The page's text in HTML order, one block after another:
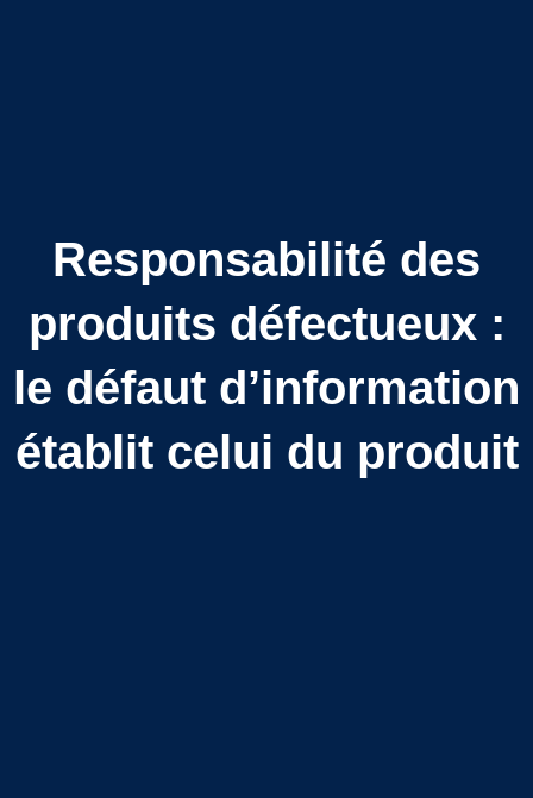
Responsabilité des
produits défectueux :
le défaut d’information
établit celui du produit